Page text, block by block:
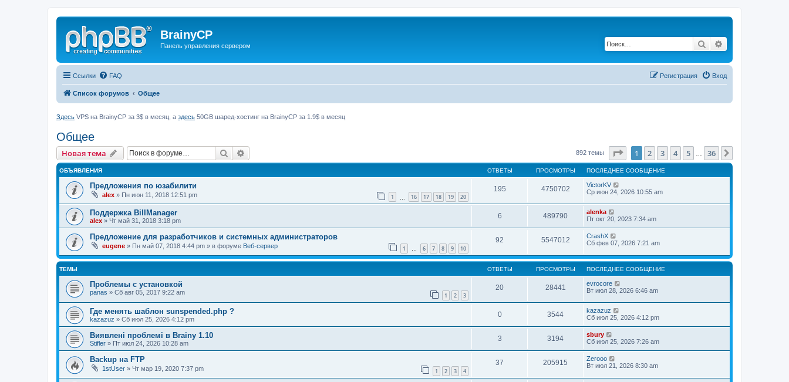
BrainyCP
Панель управления сервером Поиск
Ссылки FAQ Вход
Регистрация
Список форумов Общее
Здесь VPS на BrainyCP за 3$ в месяц, а здесь 50GB шаред-хостинг на BrainyCP за 1.9$ в месяц
Общее
Новая тема Поиск 892 темы Страница1 из 36
1 2 3 4 5 36
ОБЪЯВЛЕНИЯ ОТВЕТЫ ПРОСМОТРЫ ПОСЛЕДНЕЕ СООБЩЕНИЕ
Предложения по юзабилити
alex » Пн июн 11, 2018 12:51 pm 1 16 17 18 19 20
195 4750702
VictorKV
Ср июн 24, 2026 10:55 am
Поддержка BillManager
alex » Чт май 31, 2018 3:18 pm
6 489790
alenka
Пт окт 20, 2023 7:34 am
Предложение для разработчиков и системных администраторов
eugene » Пн май 07, 2018 4:44 pm » в форуме Веб-сервер 1 … 6 7 8 9 10
92 5547012
CrashX
Сб фев 07, 2026 7:21 am
ТЕМЫ ОТВЕТЫ ПРОСМОТРЫ ПОСЛЕДНЕЕ СООБЩЕНИЕ
Проблемы с установкой
panas » Сб авг 05, 2017 9:22 am 1 2 3
20 28441
evrocore
Вт июл 28, 2026 6:46 am
Где менять шаблон sunspended.php ?
kazazuz » Сб июл 25, 2026 4:12 pm
0 3544
kazazuz
Сб июл 25, 2026 4:12 pm
Виявлені проблемі в Brainy 1.10
Stifler » Пт июл 24, 2026 10:28 am
3 3194
sbury
Сб июл 25, 2026 7:26 am
Backup на FTP
1stUser » Чт мар 19, 2020 7:37 pm 1 2 3 4
37 205915
Zerooo
Вт июл 21, 2026 8:30 am